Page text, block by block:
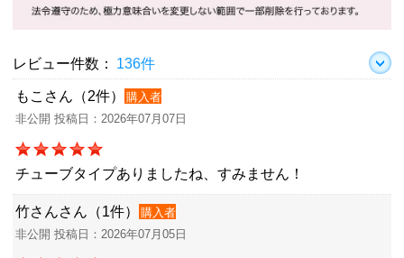
レビュー件数： 136件
もこさん（2件）
購入者
非公開 投稿日：2026年07月07日
チューブタイプありましたね、すみません！
竹さんさん（1件）
購入者
非公開 投稿日：2026年07月05日